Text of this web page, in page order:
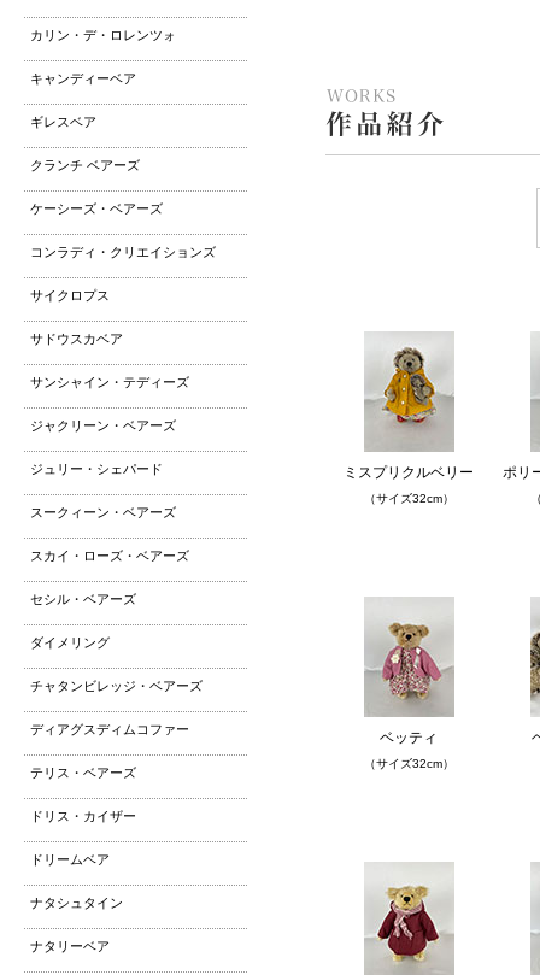
カリン・デ・ロレンツォ
キャンディーベア
ギレスベア
クランチ ベアーズ
ケーシーズ・ベアーズ
コンラディ・クリエイションズ
サイクロプス
サドウスカベア
サンシャイン・テディーズ
ジャクリーン・ベアーズ
ジュリー・シェパード
スークィーン・ベアーズ
スカイ・ローズ・ベアーズ
セシル・ベアーズ
ダイメリング
チャタンビレッジ・ベアーズ
ディアグスディムコファー
テリス・ベアーズ
ドリス・カイザー
ドリームベア
ナタシュタイン
ナタリーベア
ミスプリクルベリー
（サイズ32cm）
ポリ
ベッティ
（サイズ32cm）